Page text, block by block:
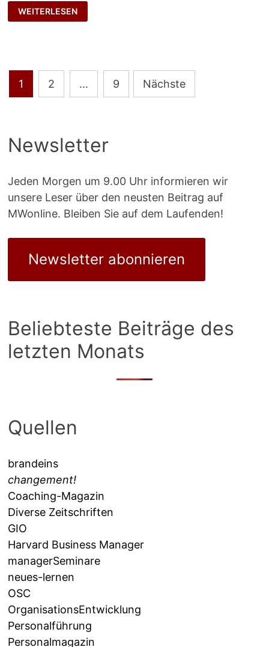
NIX
PATHIE
WEITERLESEN
Seitennummerierung
der
1 2 … 9 Nächste
Newsletter
Jeden Morgen um 9.00 Uhr informieren wir
unsere Leser über den neusten Beitrag auf
MWonline. Bleiben Sie auf dem Laufenden!
Newsletter abonnieren
Beliebteste Beiträge des
letzten Monats
Quellen
brandeins
changement!
Coaching-Magazin
Diverse Zeitschriften
GIO
Harvard Business Manager
managerSeminare
neues-lernen
OSC
OrganisationsEntwicklung
Personalführung
Personalmagazin